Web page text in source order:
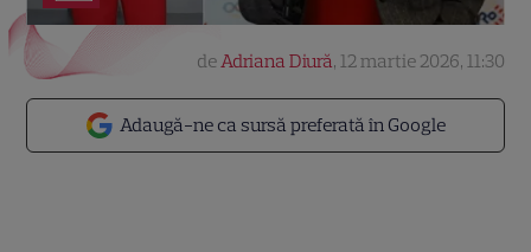
Adaugă-ne ca sursă preferată în Google
deAdriana Diură, 12 martie 2026, 11:30